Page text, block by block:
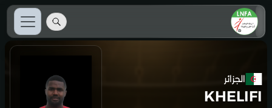
الجزائر
KHELIFI